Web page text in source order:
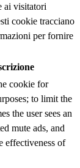
ai visitatori
cookie tracciano
per fornire
cookie for
to limit the
the user sees an
mute ads, and
effectiveness of